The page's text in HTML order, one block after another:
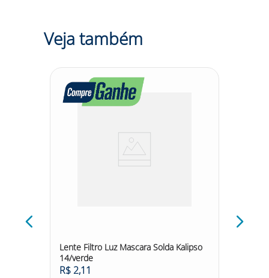
Veja também
Lente Filtro Luz Mascara Solda Kalipso
14/verde
R$2,11